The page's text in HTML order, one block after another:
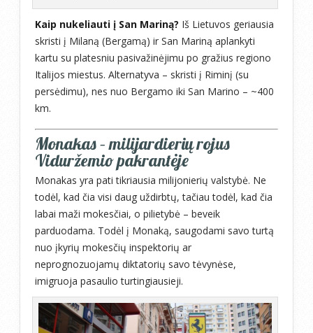
Kaip nukeliauti į San Mariną? Iš Lietuvos geriausia
skristi į Milaną (Bergamą) ir San Mariną aplankyti
kartu su platesniu pasivažinėjimu po gražius regiono
Italijos miestus. Alternatyva – skristi į Riminį (su
persėdimu), nes nuo Bergamo iki San Marino – ~400
km.
Monakas – milijardierių rojus
Viduržemio pakrantėje
Monakas yra pati tikriausia milijonierių valstybė. Ne
todėl, kad čia visi daug uždirbtų, tačiau todėl, kad čia
labai maži mokesčiai, o pilietybė – beveik
parduodama. Todėl į Monaką, saugodami savo turtą
nuo įkyrių mokesčių inspektorių ar
neprognozuojamų diktatorių savo tėvynėse,
imigruoja pasaulio turtingiausieji.